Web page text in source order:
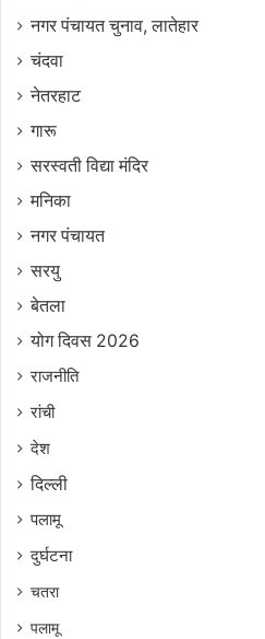
नगर पंचायत चुनाव, लातेहार
चंदवा
नेतरहाट
गारू
सरस्‍वती विद्या मंदिर
मनिका
नगर पंचायत
सरयु
बेतला
योग दिवस 2026
राजनीति
रांची
देश
दिल्‍ली
पलामू
दुर्घटना
चतरा
पलामू